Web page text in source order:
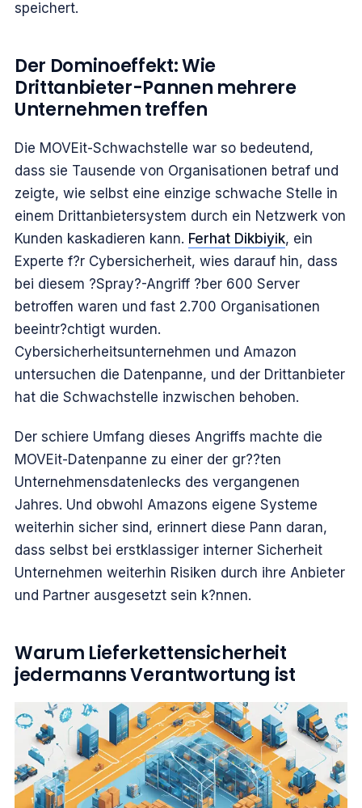
speichert.
Der Dominoeffekt: Wie
Drittanbieter-Pannen mehrere
Unternehmen treffen
Die MOVEit-Schwachstelle war so bedeutend,
dass sie Tausende von Organisationen betraf und
zeigte, wie selbst eine einzige schwache Stelle in
einem Drittanbietersystem durch ein Netzwerk von
Kunden kaskadieren kann. Ferhat Dikbiyik, ein
Experte f?r Cybersicherheit, wies darauf hin, dass
bei diesem ?Spray?-Angriff ?ber 600 Server
betroffen waren und fast 2.700 Organisationen
beeintr?chtigt wurden.
Cybersicherheitsunternehmen und Amazon
untersuchen die Datenpanne, und der Drittanbieter
hat die Schwachstelle inzwischen behoben.
Der schiere Umfang dieses Angriffs machte die
MOVEit-Datenpanne zu einer der gr??ten
Unternehmensdatenlecks des vergangenen
Jahres. Und obwohl Amazons eigene Systeme
weiterhin sicher sind, erinnert diese Pann daran,
dass selbst bei erstklassiger interner Sicherheit
Unternehmen weiterhin Risiken durch ihre Anbieter
und Partner ausgesetzt sein k?nnen.
Warum Lieferkettensicherheit
jedermanns Verantwortung ist